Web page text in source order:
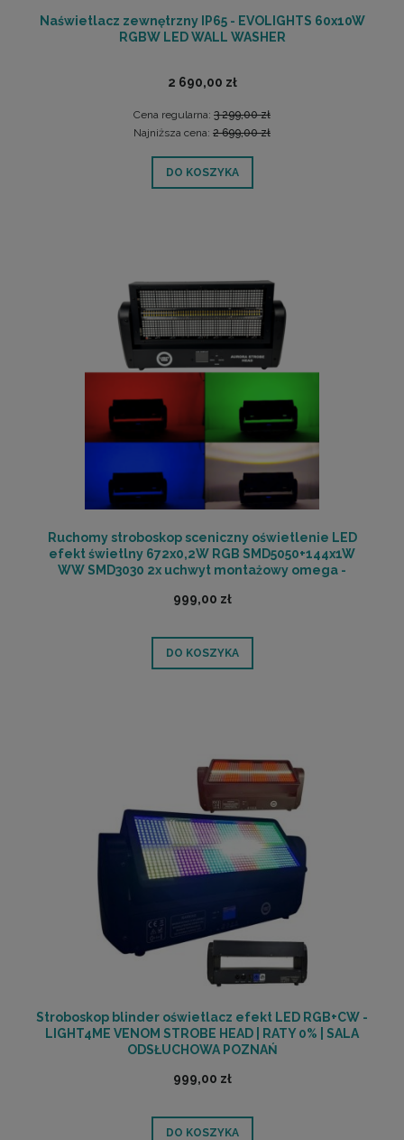
Naświetlacz zewnętrzny IP65 - EVOLIGHTS 60x10W
RGBW LED WALL WASHER
2 690,00 zł
Cena regularna: 3 299,00 zł
Najniższa cena: 2 699,00 zł
DO KOSZYKA
Ruchomy stroboskop sceniczny oświetlenie LED
efekt świetlny 672x0,2W RGB SMD5050+144x1W
WW SMD3030 2x uchwyt montażowy omega -
ODSŁUCHOWA POZNAŃ
999,00 zł
DO KOSZYKA
Stroboskop blinder oświetlacz efekt LED RGB+CW -
LIGHT4ME VENOM STROBE HEAD | RATY 0% | SALA
ODSŁUCHOWA POZNAŃ
999,00 zł
DO KOSZYKA